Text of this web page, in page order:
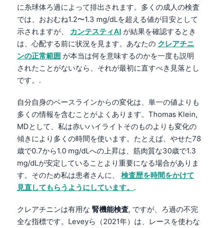
に糸球体ろ過によって排出されます。多くの成人の検査
では、おおむね1.2〜1.3 mg/dLを超える値が目安として
示されますが、
カンテスティAI が結果を確認するとき
は、心配する前に状況を見ます。あなたの クレアチニ
ンの正常範囲 が本当は何を意味するのかを一度も説明
されたことがないなら、それが最初に直すべき見落とし
です。.
自分自身のベースラインからの変化は、単一の値よりも
多くの情報を含むことがよくあります。Thomas Klein,
MDとして、私は赤いハイライトそのものよりも変化の
傾きにより多くの時間を使います。たとえば、やせた78
歳で0.7から1.0 mg/dLへの上昇は、筋肉質な30歳で1.3
mg/dLが安定していることより重要になる場合がありま
す。そのため私は患者さんに、 検査歴を時間をかけて
見直してもらうようにしています。 .
クレアチニンは有用な 腎機能検査, ですが、ろ過の不完
全な指標です。Leveyら（2021年）は、レースを使わな